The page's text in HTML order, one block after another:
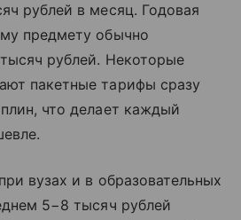
рублей в месяц. Годовая
предмету обычно
рублей. Некоторые
пакетные тарифы сразу
что делает каждый
вузах и в образовательных
5−8 тысяч рублей